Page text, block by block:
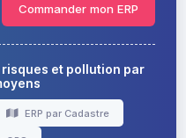
Commander mon ERP
et pollution par
ERP par Cadastre